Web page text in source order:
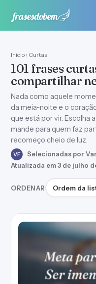
Início › Curtas
101 frases
compartilhar
Nada como aquele
da meia-noite e o
que está por vir. Escolha
mande para quem faz
recomeço cheio de luz.
VF Selecionadas por
Atualizada em 3 de julho
ORDENAR Ordenar frases